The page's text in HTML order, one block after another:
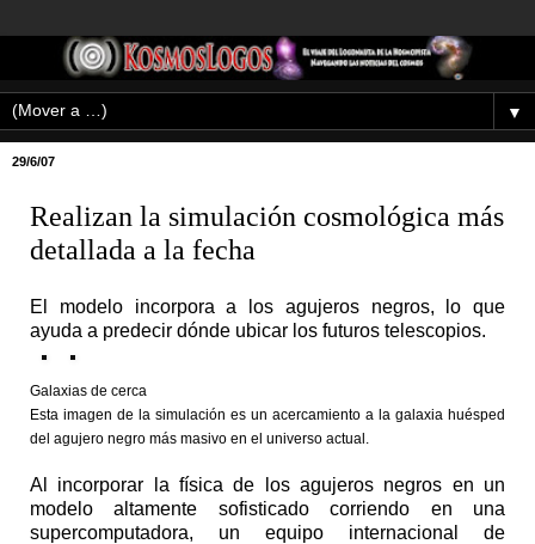
▼
29/6/07
Realizan la simulación cosmológica más
detallada a la fecha
El modelo incorpora a los agujeros negros, lo que
ayuda a predecir dónde ubicar los futuros telescopios.
Galaxias de cerca
Esta imagen de la simulación es un acercamiento a la galaxia huésped
del agujero negro más masivo en el universo actual.
Al incorporar la física de los agujeros negros en un
modelo altamente sofisticado corriendo en una
supercomputadora, un equipo internacional de